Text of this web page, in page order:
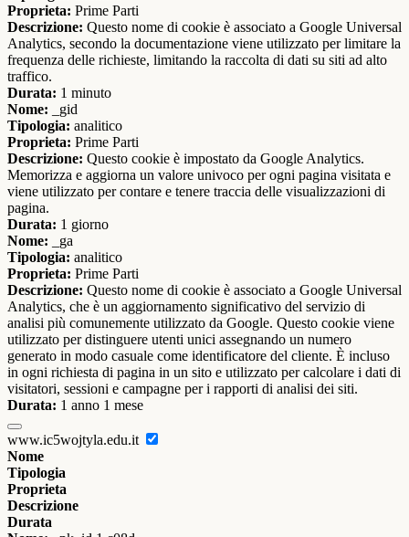
Proprieta: Prime Parti
Descrizione: Questo nome di cookie è associato a Google Universal
Analytics, secondo la documentazione viene utilizzato per limitare la
frequenza delle richieste, limitando la raccolta di dati su siti ad alto
traffico.
Durata: 1 minuto
Nome: _gid
Tipologia: analitico
Proprieta: Prime Parti
Descrizione: Questo cookie è impostato da Google Analytics.
Memorizza e aggiorna un valore univoco per ogni pagina visitata e
viene utilizzato per contare e tenere traccia delle visualizzazioni di
pagina.
Durata: 1 giorno
Nome: _ga
Tipologia: analitico
Proprieta: Prime Parti
Descrizione: Questo nome di cookie è associato a Google Universal
Analytics, che è un aggiornamento significativo del servizio di
analisi più comunemente utilizzato da Google. Questo cookie viene
utilizzato per distinguere utenti unici assegnando un numero
generato in modo casuale come identificatore del cliente. È incluso
in ogni richiesta di pagina in un sito e utilizzato per calcolare i dati di
visitatori, sessioni e campagne per i rapporti di analisi dei siti.
Durata: 1 anno 1 mese
www.ic5wojtyla.edu.it
Nome
Tipologia
Proprieta
Descrizione
Durata